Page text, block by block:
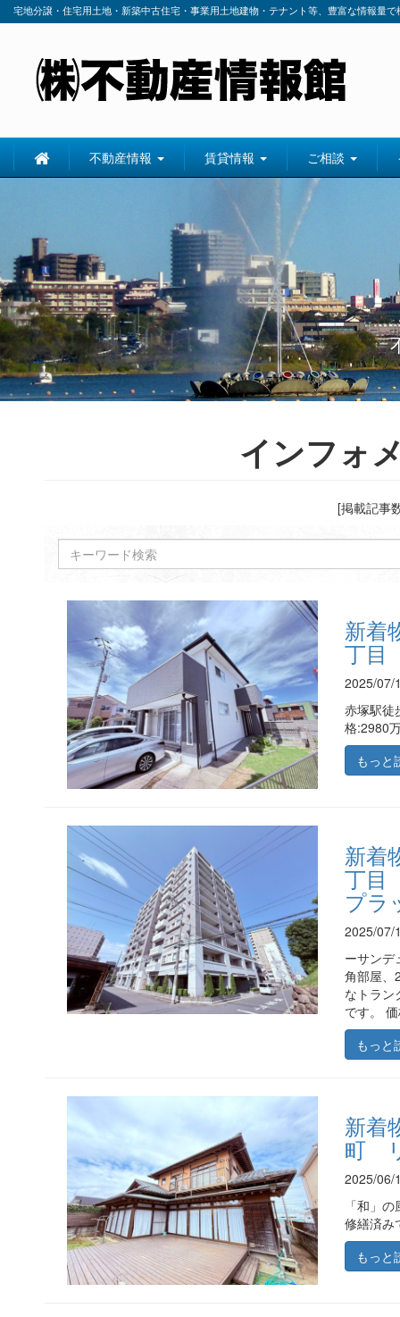
宅地分譲・住宅用土地・新築中古住宅・事業用土地建物・テナント等、豊富な情報量
不動産情報 賃貸情報 ご相談
インフォ
[掲載記事
新着
丁目
2025/07/
赤塚駅徒
格:2980
もっ
新着
丁目
プラ
2025/07/
ーサン
角部屋、
なトラン
です。
もっ
新着
町
2025/06/
「和」
修繕済
もっ